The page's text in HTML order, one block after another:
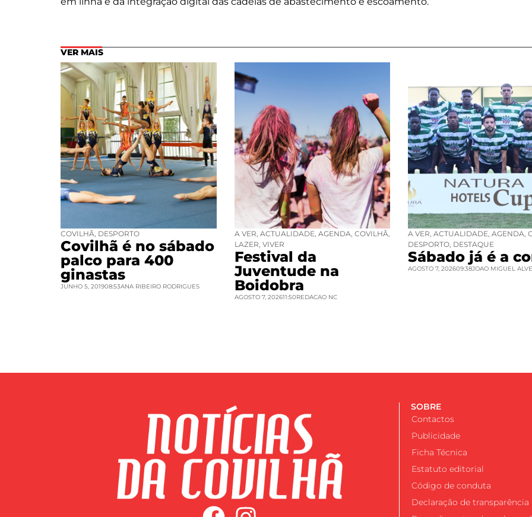
VER MAIS
COVILHÃ DESPORTO
Covilhã é no sábado
palco para 400
ginastas
JUNHO 5, 201908:53ANA RIBEIRO RODRIGUES
A VER ACTUALIDADE AGENDA COVILHÃ
LAZER VIVER
Festival da
Juventude na
Boidobra
AGOSTO 7, 202611:50REDACAO NC
A VER ACTUALIDADE AGENDA
DESPORTO DESTAQUE
Sábado já é a
AGOSTO 7, 202609:38JOAO MIGUEL
SOBRE
Contactos
Publicidade
Ficha Técnica
Estatuto editorial
Código de conduta
Declaração de transparência